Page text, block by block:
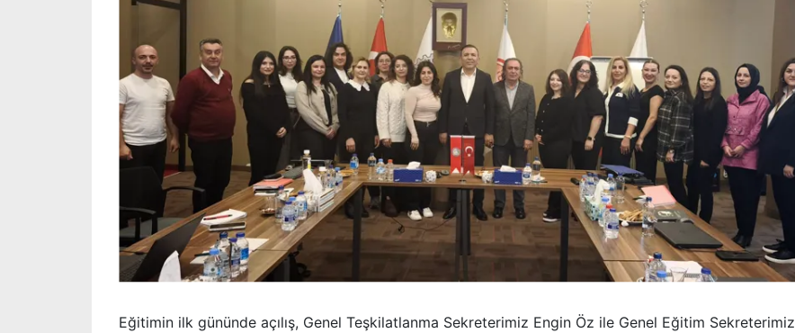
Eğitimin ilk gününde açılış, Genel Teşkilatlanma Sekreterimiz Engin Öz ile Genel Eğitim Sekreterimiz